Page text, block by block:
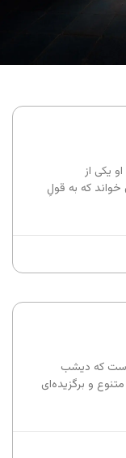
یکی از
خواند که به قولِ
است که دیشب
و برگزیده‌ای